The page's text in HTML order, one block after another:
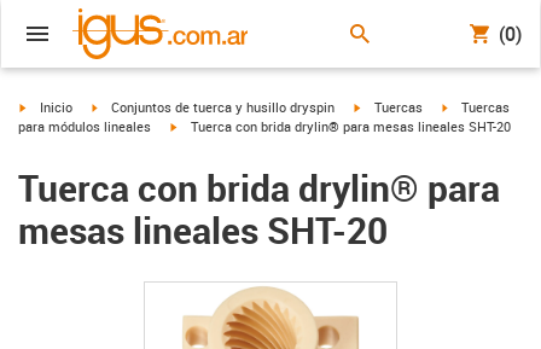
(0)
igus-icon-arrow-right
Inicio igus-icon-arrow-right
Conjuntos de tuerca y husillo dryspin igus-icon-arrow-right
Tuercas igus-icon-
Tuercas
para módulos lineales
igus-icon-arrow-right
Tuerca con brida drylin® para mesas lineales SHT-20
Tuerca con brida drylin® para
mesas lineales SHT-20